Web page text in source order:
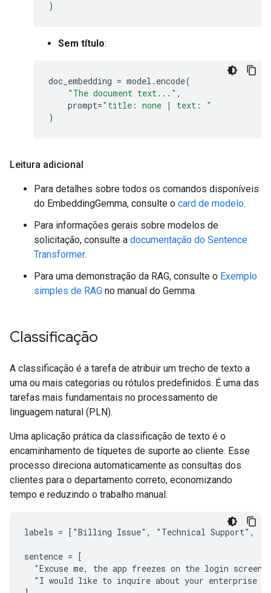
)
Sem título:
doc_embedding = model . encode(
"The document text..." ,
prompt="title: none | text: "
)
Leitura adicional
Para detalhes sobre todos os comandos disponíveis
do EmbeddingGemma, consulte o card de modelo.
Para informações gerais sobre modelos de
solicitação, consulte a documentação do Sentence
Transformer.
Para uma demonstração da RAG, consulte o Exemplo
simples de RAG no manual do Gemma.
Classificação
A classificação é a tarefa de atribuir um trecho de texto a
uma ou mais categorias ou rótulos predefinidos. É uma das
tarefas mais fundamentais no processamento de
linguagem natural (PLN).
Uma aplicação prática da classificação de texto é o
encaminhamento de tíquetes de suporte ao cliente. Esse
processo direciona automaticamente as consultas dos
clientes para o departamento correto, economizando
tempo e reduzindo o trabalho manual.
labels = ["Billing Issue", "Technical Support",
sentence = [
"Excuse me, the app freezes on the login
"I would like to inquire about your enterprise